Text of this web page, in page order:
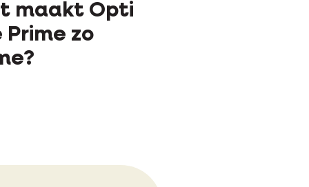
maakt Opti
Prime zo